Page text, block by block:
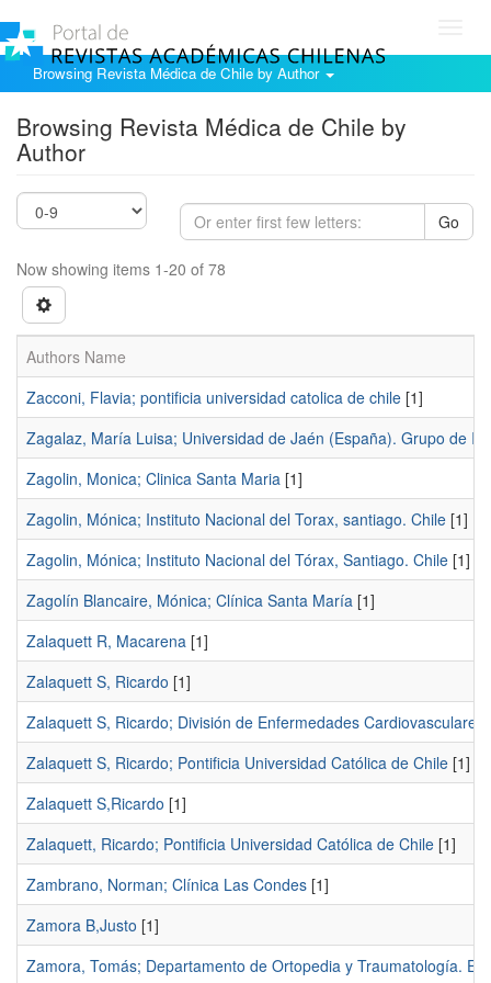
Browsing Revista Médica de Chile by Author
Browsing Revista Médica de Chile by
Author
Go
Now showing items 1-20 of 78
Authors Name
Zacconi, Flavia; pontificia universidad catolica de chile [1]
Zagalaz, María Luisa; Universidad de Jaén (España). Grupo de
Zagolin, Monica; Clinica Santa Maria [1]
Zagolin, Mónica; Instituto Nacional del Torax, santiago. Chile [1]
Zagolin, Mónica; Instituto Nacional del Tórax, Santiago. Chile [1]
Zagolín Blancaire, Mónica; Clínica Santa María [1]
Zalaquett R, Macarena [1]
Zalaquett S, Ricardo [1]
Zalaquett S, Ricardo; División de Enfermedades
Zalaquett S, Ricardo; Pontificia Universidad Católica de Chile [1]
Zalaquett S,Ricardo [1]
Zalaquett, Ricardo; Pontificia Universidad Católica de Chile [1]
Zambrano, Norman; Clínica Las Condes [1]
Zamora B,Justo [1]
Zamora, Tomás; Departamento de Ortopedia y Traumatología.